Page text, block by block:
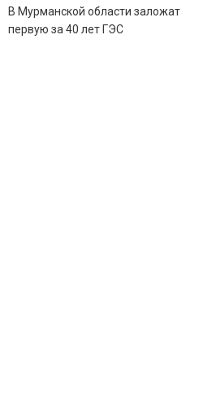
Навигация
по
В Мурманской области заложат
первую за 40 лет ГЭС